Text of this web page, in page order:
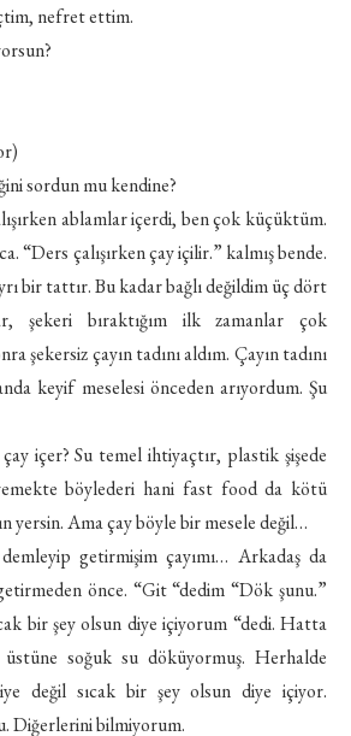
nefret ettim.
sordun mu kendine?
ablamlar içerdi, ben çok küçüktüm.
“Ders çalışırken çay içilir.” kalmış bende.
bir tattır. Bu kadar bağlı değildim üç dört
şekeri bıraktığım ilk zamanlar çok
şekersiz çayın tadını aldım. Çayın tadını
keyif meselesi önceden arıyordum. Şu
içer? Su temel ihtiyaçtır, plastik şişede
yemekte böylederi hani fast food da kötü
yersin. Ama çay böyle bir mesele değil…
getirmişim çayımı… Arkadaş da
önce. “Git “dedim “Dök şunu.”
bir şey olsun diye içiyorum “dedi. Hatta
üstüne soğuk su döküyormuş. Herhalde
değil sıcak bir şey olsun diye içiyor.
Diğerlerini bilmiyorum.